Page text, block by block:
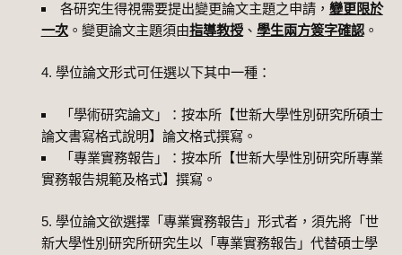
各研究生得視需要提出變更論文主題之申請， 變更限於
一次。變更論文主題須由指導教授、 學生兩方簽字確認。
學位論文形式可任選以下其中一種：
「學術研究論文」：按本所【世新大學性別研究所碩士
論文書寫格式說明】論文格式撰寫。
「專業實務報告」：按本所【世新大學性別研究所專業
實務報告規範及格式】撰寫。
學位論文欲選擇「專業實務報告」形式者，須先將「世
新大學性別研究所研究生以「專業實務報告」代替碩士學